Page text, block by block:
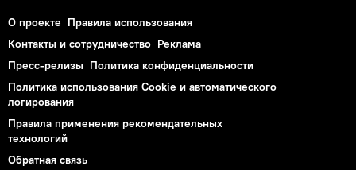
О проекте Правила использования
Контакты и сотрудничество Реклама
Пресс-релизы Политика конфиденциальности
Политика использования Cookie и автоматического
логирования
Правила применения рекомендательных
технологий
Обратная связь